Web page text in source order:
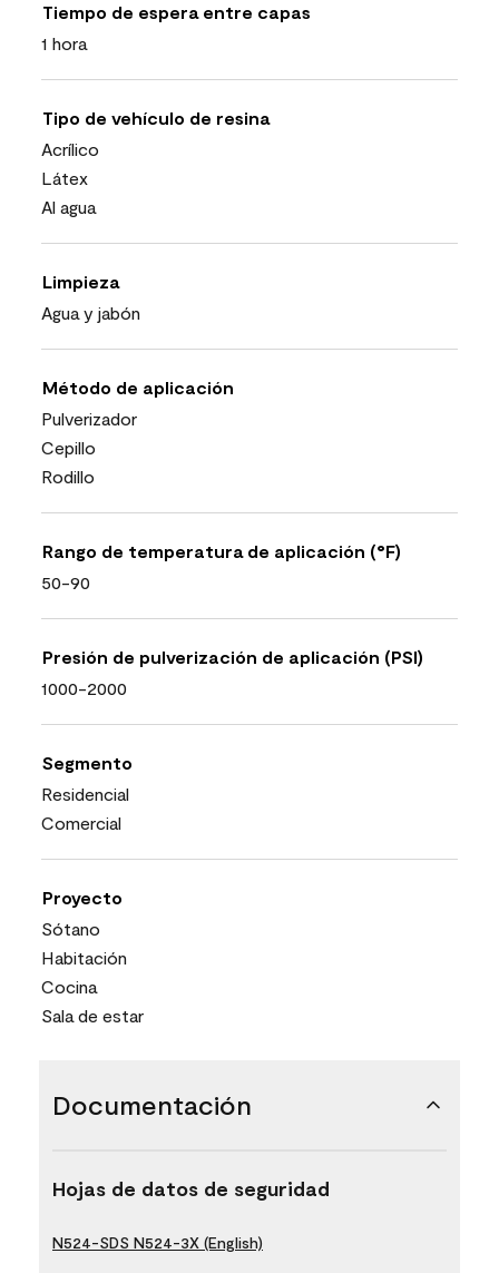
Tiempo de espera entre capas
1 hora
Tipo de vehículo de resina
Acrílico
Látex
Al agua
Limpieza
Agua y jabón
Método de aplicación
Pulverizador
Cepillo
Rodillo
Rango de temperatura de aplicación (°F)
50-90
Presión de pulverización de aplicación (PSI)
1000-2000
Segmento
Residencial
Comercial
Proyecto
Sótano
Habitación
Cocina
Sala de estar
Documentación
Hojas de datos de seguridad
N524-SDS N524-3X (English)